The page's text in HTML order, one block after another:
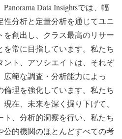
Data Insightsでは、幅
性分析と定量分析を通じてユニ
を創出し、クラス最高のリサー
常に目指しています。私たち
ント、アソシエイトは、それぞ
範な調査・分析能力によっ
理を強化しています。私たち
在、未来を深く掘り下げて、
、分析的洞察を行い、私たち
公的機関のほとんどすべての考